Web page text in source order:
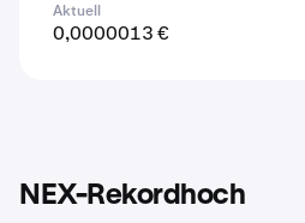
Aktuell
0,0000013 €
NEX-Rekordhoch